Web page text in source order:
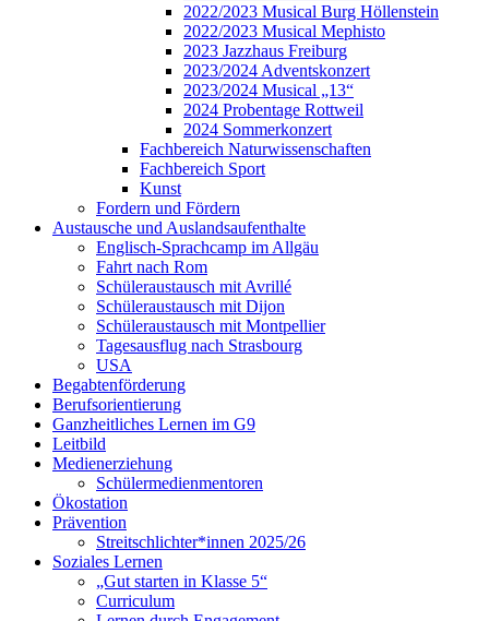
2022/2023 Musical Burg Höllenstein
2022/2023 Musical Mephisto
2023 Jazzhaus Freiburg
2023/2024 Adventskonzert
2023/2024 Musical „13“
2024 Probentage Rottweil
2024 Sommerkonzert
Fachbereich Naturwissenschaften
Fachbereich Sport
Kunst
Fordern und Fördern
Austausche und Auslandsaufenthalte
Englisch-Sprachcamp im Allgäu
Fahrt nach Rom
Schüleraustausch mit Avrillé
Schüleraustausch mit Dijon
Schüleraustausch mit Montpellier
Tagesausflug nach Strasbourg
USA
Begabtenförderung
Berufsorientierung
Ganzheitliches Lernen im G9
Leitbild
Medienerziehung
Schülermedienmentoren
Ökostation
Prävention
Streitschlichter*innen 2025/26
Soziales Lernen
„Gut starten in Klasse 5“
Curriculum